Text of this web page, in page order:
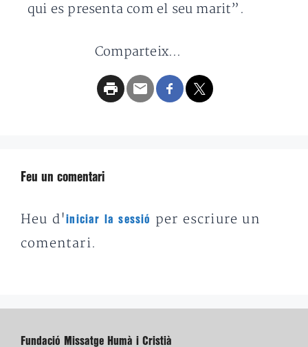
qui es presenta com el seu marit”.
Comparteix...
Feu un comentari
Heu d'iniciar la sessió
per escriure un
comentari.
Fundació Missatge Humà i Cristià